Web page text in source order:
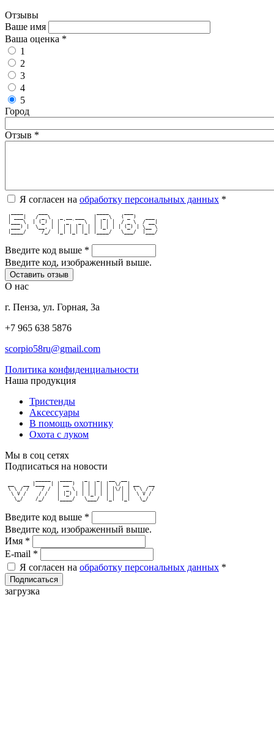
Отзывы
Ваше имя
Ваша оценка *
1
2
3
4
5
Город
Отзыв *
Я согласен на обработку персональных данных *
| ___|   / _ \   _ __ ___   |  _ \   ( _ )   ___
|___ \  | (_) | | '_ ` _ \  | | | |  / _ \  / __|
  ___) |  \__, | | | | | | | | |_| | | (_) | \__ \
|____/     /_/  |_| |_| |_| |____/   \___/  |___/
Введите код выше *
Введите код, изображенный выше.
О нас
г. Пенза, ул. Горная, 3а
+7 965 638 5876
scorpio58ru@gmail.com
Политика конфиденциальности
Наша продукция
Тристенды
Аксессуары
В помощь охотнику
Охота с луком
Мы в соц сетях
Подписаться на новости
__   __ |___  | | __ )  | | | | |  \/  | __   __
\ \ / /    / /  |  _ \  | | | | | |\/| | \ \ / /
  \ V /    / /   | |_) | | |_| | | |  | |  \ V /
   \_/    /_/    |____/   \___/  |_|  |_|   \_/
Введите код выше *
Введите код, изображенный выше.
Имя *
E-mail *
Я согласен на обработку персональных данных *
загрузка